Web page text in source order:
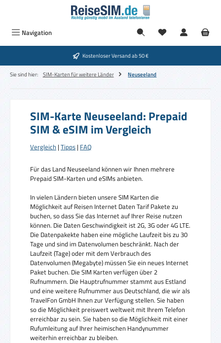
Zum Hauptinhalt springen
Navigation
Kostenloser Versand ab 50 €
Sie sind hier: SIM-Karten für weitere Länder Neuseeland
SIM-Karte Neuseeland: Prepaid
SIM & eSIM im Vergleich
Vergleich | Tipps | FAQ
Für das Land Neuseeland können wir Ihnen mehrere
Prepaid SIM-Karten und eSIMs anbieten.
In vielen Ländern bieten unsere SIM Karten die
Möglichkeit auf Reisen Internet Daten Tarif Pakete zu
buchen, so dass Sie das Internet auf Ihrer Reise nutzen
können. Die Daten Geschwindigkeit ist 2G, 3G oder 4G LTE.
Die Datenpakekte haben eine mögliche Laufzeit bis zu 30
Tage und sind im Datenvolumen beschränkt. Nach der
Laufzeit (Tage) oder mit dem Verbrauch des
Datenvolumen (Megabyte) müssen Sie ein neues Internet
Paket buchen. Die SIM Karten verfügen über 2
Rufnummern. Die Hauptrufnummer stammt aus Estland
und eine weitere Rufnummer aus Deutschland, die wir als
TravelFon GmbH Ihnen zur Verfügung stellen. Sie haben
so die Möglichkeit preiswert weltweit mit Ihrem Telefon
erreichbar zu sein. Sie haben so die Möglichkeit mit einer
Rufumleitung auf Ihrer heimischen Handynummer
weiterhin erreichbar zu bleiben.